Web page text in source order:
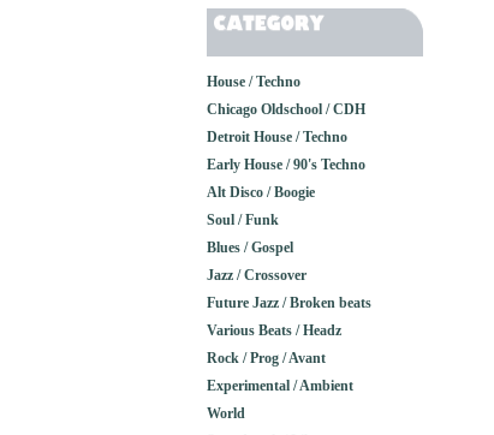
House / Techno
Chicago Oldschool / CDH
Detroit House / Techno
Early House / 90's Techno
Alt Disco / Boogie
Soul / Funk
Blues / Gospel
Jazz / Crossover
Future Jazz / Broken beats
Various Beats / Headz
Rock / Prog / Avant
Experimental / Ambient
World